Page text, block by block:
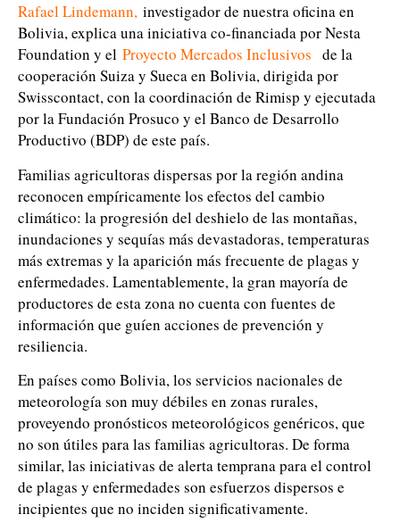
Rafael Lindemann, investigador de nuestra oficina en
Bolivia, explica una iniciativa co-financiada por Nesta
Foundation y el Proyecto Mercados Inclusivos de la
cooperación Suiza y Sueca en Bolivia, dirigida por
Swisscontact, con la coordinación de Rimisp y ejecutada
por la Fundación Prosuco y el Banco de Desarrollo
Productivo (BDP) de este país.
Familias agricultoras dispersas por la región andina
reconocen empíricamente los efectos del cambio
climático: la progresión del deshielo de las montañas,
inundaciones y sequías más devastadoras, temperaturas
más extremas y la aparición más frecuente de plagas y
enfermedades. Lamentablemente, la gran mayoría de
productores de esta zona no cuenta con fuentes de
información que guíen acciones de prevención y
resiliencia.
En países como Bolivia, los servicios nacionales de
meteorología son muy débiles en zonas rurales,
proveyendo pronósticos meteorológicos genéricos, que
no son útiles para las familias agricultoras. De forma
similar, las iniciativas de alerta temprana para el control
de plagas y enfermedades son esfuerzos dispersos e
incipientes que no inciden significativamente.